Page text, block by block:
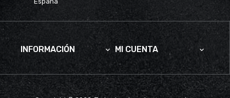
INFORMACIÓN  MI CUENTA 